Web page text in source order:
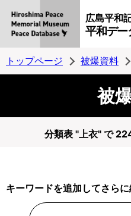
広島平和
平和デー
トップページ 被爆資料
被
分類表 "上衣" で
キーワードを追加してさら